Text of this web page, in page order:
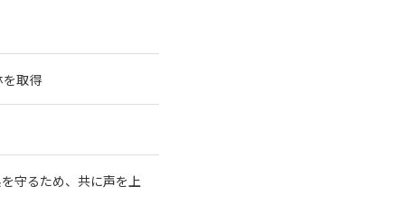
取得
守るため、共に声を上